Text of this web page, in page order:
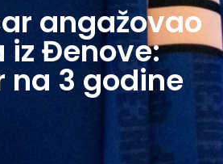
angažovao
iz Đenove:
na 3 godine